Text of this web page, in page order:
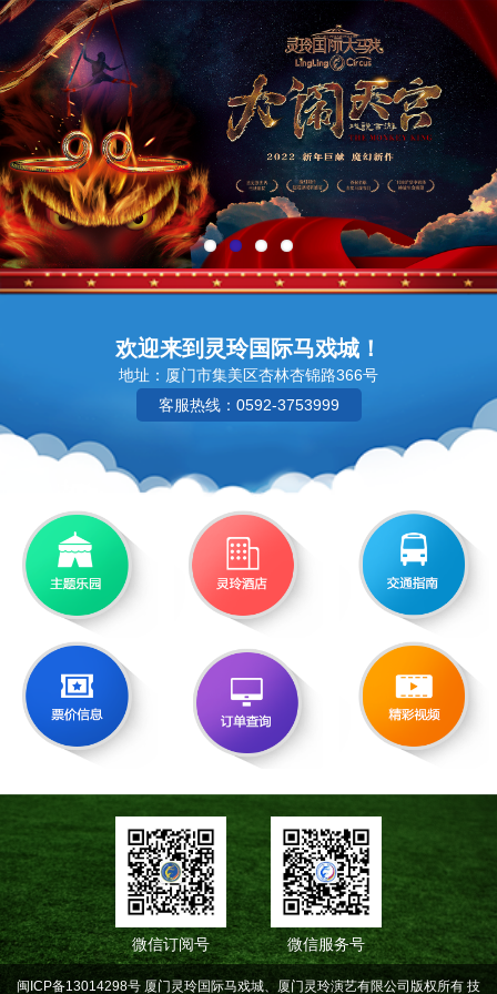
欢迎来到灵玲国际马戏城！
地址：厦门市集美区杏林杏锦路366号
客服热线：0592-3753999
微信订阅号 微信服务号
闽ICP备13014298号 厦门灵玲国际马戏城、厦门灵玲演艺有限公司版权所有 技